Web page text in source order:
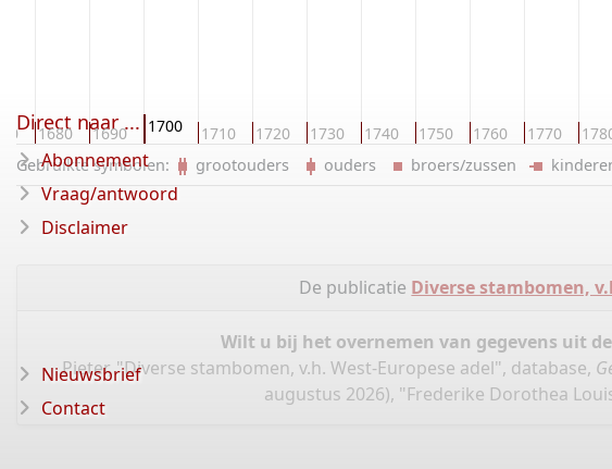
1680 1690 1700 1710 1720 1730 1740 1750 1760 1770
Gebruikte symbolen: grootouders ouders broers/zussen
De publicatie Diverse stambomen,
Wilt u bij het overnemen van gegevens uit
Pieter, "Diverse stambomen, v.h. West-Europese adel", database,
augustus 2026), "Frederike Dorothea
Direct naar ...
Abonnement
Vraag/antwoord
Disclaimer
Nieuwsbrief
Contact